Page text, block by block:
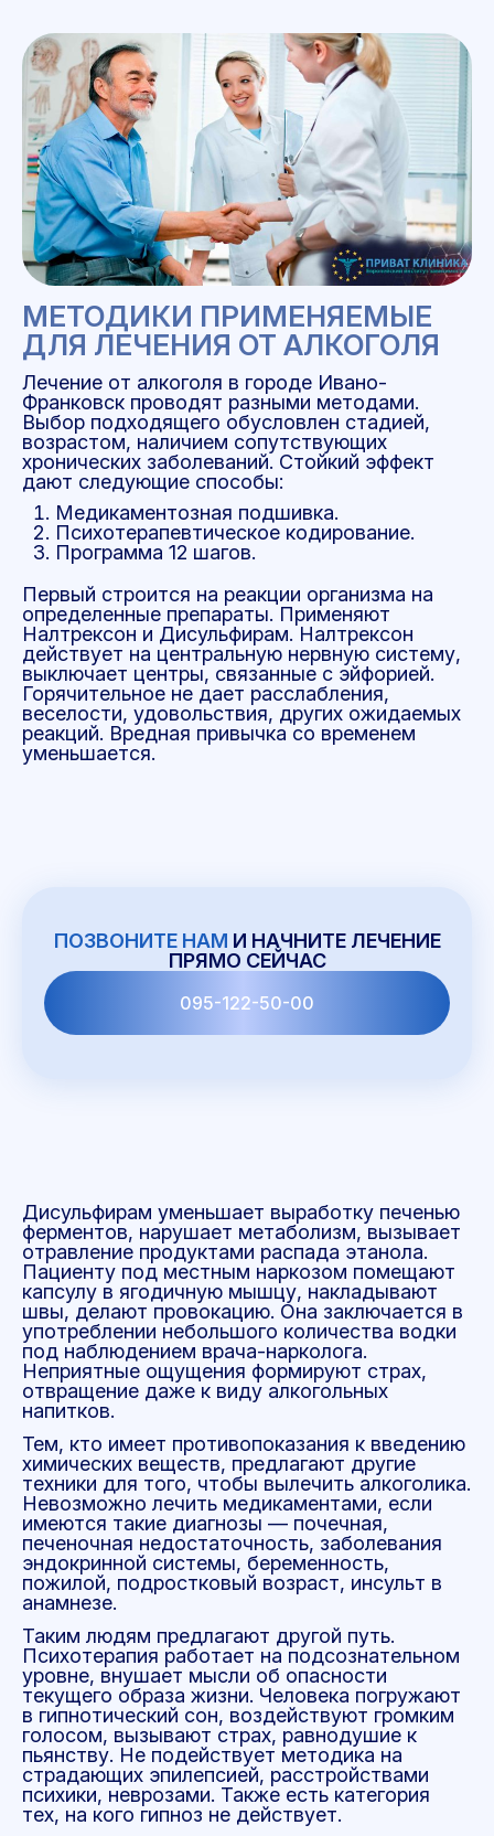
МЕТОДИКИ ПРИМЕНЯЕМЫЕ
ДЛЯ ЛЕЧЕНИЯ ОТ АЛКОГОЛЯ
Лечение от алкоголя в городе Ивано-
Франковск проводят разными методами.
Выбор подходящего обусловлен стадией,
возрастом, наличием сопутствующих
хронических заболеваний. Стойкий эффект
дают следующие способы:
Медикаментозная подшивка.
Психотерапевтическое кодирование.
Программа 12 шагов.
Первый строится на реакции организма на
определенные препараты. Применяют
Налтрексон и Дисульфирам. Налтрексон
действует на центральную нервную систему,
выключает центры, связанные с эйфорией.
Горячительное не дает расслабления,
веселости, удовольствия, других ожидаемых
реакций. Вредная привычка со временем
уменьшается.
ПОЗВОНИТЕ НАМ И НАЧНИТЕ ЛЕЧЕНИЕ
ПРЯМО СЕЙЧАС
095-122-50-00
Дисульфирам уменьшает выработку печенью
ферментов, нарушает метаболизм, вызывает
отравление продуктами распада этанола.
Пациенту под местным наркозом помещают
капсулу в ягодичную мышцу, накладывают
швы, делают провокацию. Она заключается в
употреблении небольшого количества водки
под наблюдением врача-нарколога.
Неприятные ощущения формируют страх,
отвращение даже к виду алкогольных
напитков.
Тем, кто имеет противопоказания к введению
химических веществ, предлагают другие
техники для того, чтобы вылечить алкоголика.
Невозможно лечить медикаментами, если
имеются такие диагнозы — почечная,
печеночная недостаточность, заболевания
эндокринной системы, беременность,
пожилой, подростковый возраст, инсульт в
анамнезе.
Таким людям предлагают другой путь.
Психотерапия работает на подсознательном
уровне, внушает мысли об опасности
текущего образа жизни. Человека погружают
в гипнотический сон, воздействуют громким
голосом, вызывают страх, равнодушие к
пьянству. Не подействует методика на
страдающих эпилепсией, расстройствами
психики, неврозами. Также есть категория
тех, на кого гипноз не действует.